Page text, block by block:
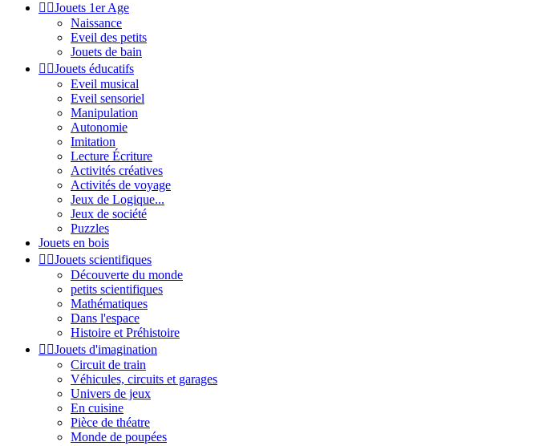
 Jouets 1er Age
Naissance
Eveil des petits
Jouets de bain
 Jouets éducatifs
Eveil musical
Eveil sensoriel
Manipulation
Autonomie
Imitation
Lecture Écriture
Activités créatives
Activités de voyage
Jeux de Logique...
Jeux de société
Puzzles
Jouets en bois
 Jouets scientifiques
Découverte du monde
petits scientifiques
Mathématiques
Dans l'espace
Histoire et Préhistoire
 Jouets d'imagination
Circuit de train
Véhicules, circuits et garages
Univers de jeux
En cuisine
Pièce de théatre
Monde de poupées